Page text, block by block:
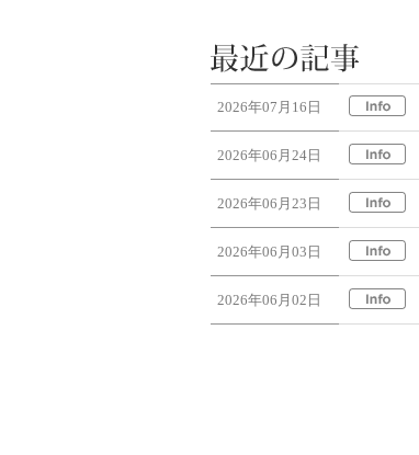
2026年07月16日
2026年06月24日
2026年06月23日
2026年06月03日
2026年06月02日